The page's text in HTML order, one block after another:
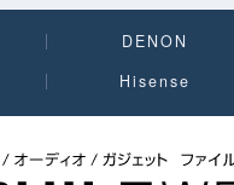
DENON
Hisense
ディオ/ガジェット